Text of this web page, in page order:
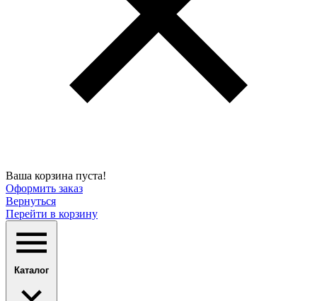
Ваша корзина пуста!
Оформить заказ
Вернуться
Перейти в корзину
Каталог